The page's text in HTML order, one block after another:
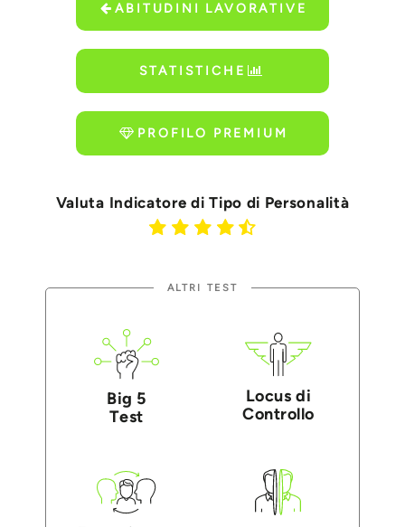
ABITUDINI LAVORATIVE
STATISTICHE
PROFILO PREMIUM
Valuta Indicatore di Tipo di Personalità
ALTRI TEST
Big 5
Test
Locus di
Controllo